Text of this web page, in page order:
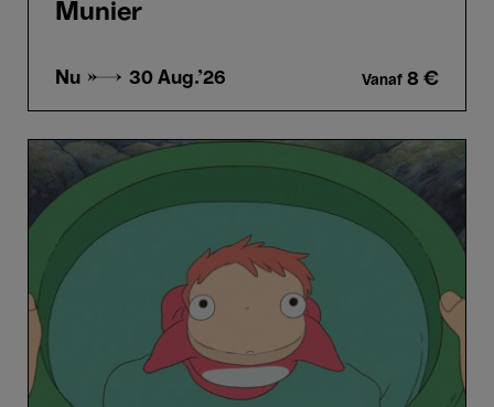
Munier
Nu → 30 Aug.'26 Vanaf 8 €
Ponyo
Hayao
Miyazaki